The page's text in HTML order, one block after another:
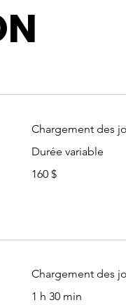
Chargement des
Durée variable
canadiens
160 $
Chargement des
1 h 30 min